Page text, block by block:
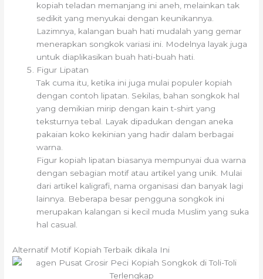
kopiah teladan memanjang ini aneh, melainkan tak
sedikit yang menyukai dengan keunikannya.
Lazimnya, kalangan buah hati mudalah yang gemar
menerapkan songkok variasi ini. Modelnya layak juga
untuk diaplikasikan buah hati-buah hati.
Figur Lipatan
Tak cuma itu, ketika ini juga mulai populer kopiah
dengan contoh lipatan. Sekilas, bahan songkok hal
yang demikian mirip dengan kain t-shirt yang
teksturnya tebal. Layak dipadukan dengan aneka
pakaian koko kekinian yang hadir dalam berbagai
warna.
Figur kopiah lipatan biasanya mempunyai dua warna
dengan sebagian motif atau artikel yang unik. Mulai
dari artikel kaligrafi, nama organisasi dan banyak lagi
lainnya. Beberapa besar pengguna songkok ini
merupakan kalangan si kecil muda Muslim yang suka
hal casual.
Alternatif Motif Kopiah Terbaik dikala Ini